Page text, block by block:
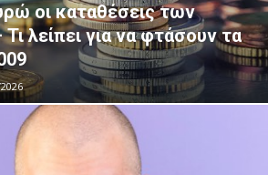
οι καταθέσεις των
λείπει για να φτάσουν τα